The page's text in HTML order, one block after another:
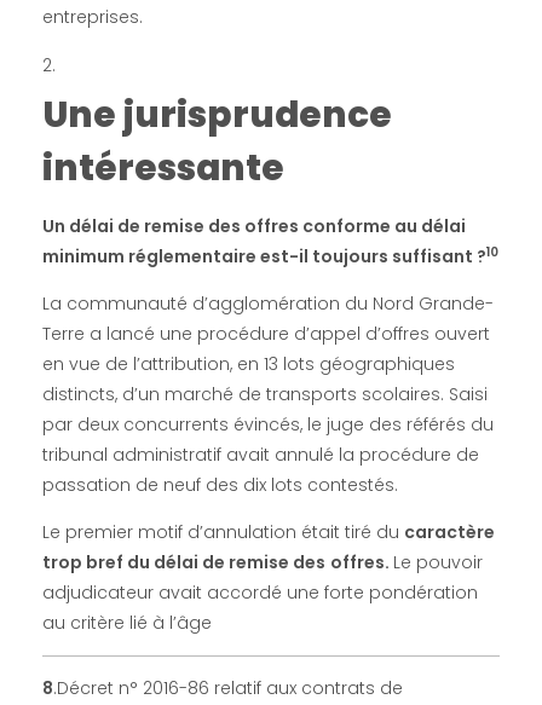
entreprises.
Une jurisprudence
intéressante
Un délai de remise des offres conforme au délai
minimum réglementaire est-il toujours suffisant ?10
La communauté d’agglomération du Nord Grande-
Terre a lancé une procédure d’appel d’offres ouvert
en vue de l’attribution, en 13 lots géographiques
distincts, d’un marché de transports scolaires. Saisi
par deux concurrents évincés, le juge des référés du
tribunal administratif avait annulé la procédure de
passation de neuf des dix lots contestés.
Le premier motif d’annulation était tiré du caractère
trop bref du délai de remise des offres. Le pouvoir
adjudicateur avait accordé une forte pondération
au critère lié à l’âge
8.Décret n° 2016-86 relatif aux contrats de